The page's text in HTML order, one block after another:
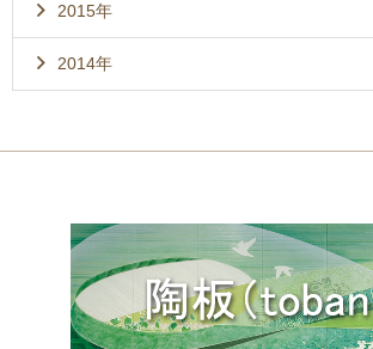
2015年
2014年